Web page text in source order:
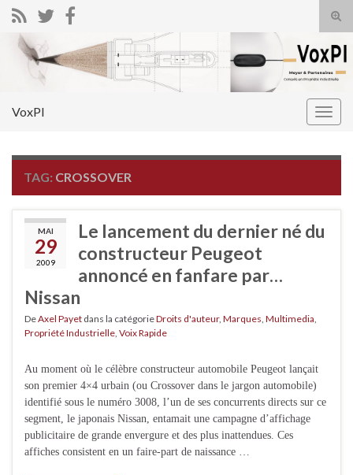
Search for:
VoxPI
TAG: CROSSOVER
MAI
29
2009
Le lancement du dernier né du
constructeur Peugeot
annoncé en fanfare par…
Nissan
DeAxel Payet dans la catégorieDroits d'auteur, Marques Multimedia
Propriété Industrielle Voix Rapide
Au moment où le célèbre constructeur automobile Peugeot lançait
son premier 4×4 urbain (ou Crossover dans le jargon automobile)
identifié sous le numéro 3008, l’un de ses concurrents directs sur ce
segment, le japonais Nissan, entamait une campagne d’affichage
publicitaire de grande envergure et des plus inattendues. Ces
affiches consistent en un faire-part de naissance …